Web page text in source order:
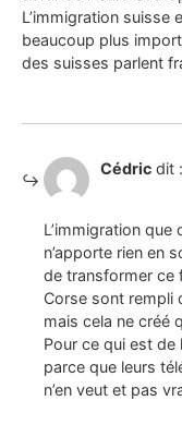
L’immigration suisse
beaucoup plus
des suisses parlent
Cédric dit :
L’immigration
n’apporte rien en
de transformer ce
Corse sont rempli
mais cela ne créé
Pour ce qui est de
parce que leurs
n’en veut et pas